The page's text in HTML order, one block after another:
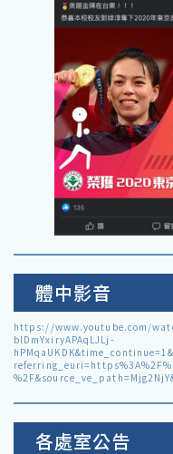
體中影音
https://www.youtube.com/
blDmYxiryAPAqLJLj-
各處室公告